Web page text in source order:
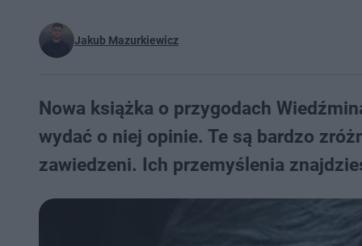
Jakub Mazurkiewicz
Nowa książka o przygodach
wydać o niej opinie. Te są bardzo
zawiedzeni. Ich przemyślenia